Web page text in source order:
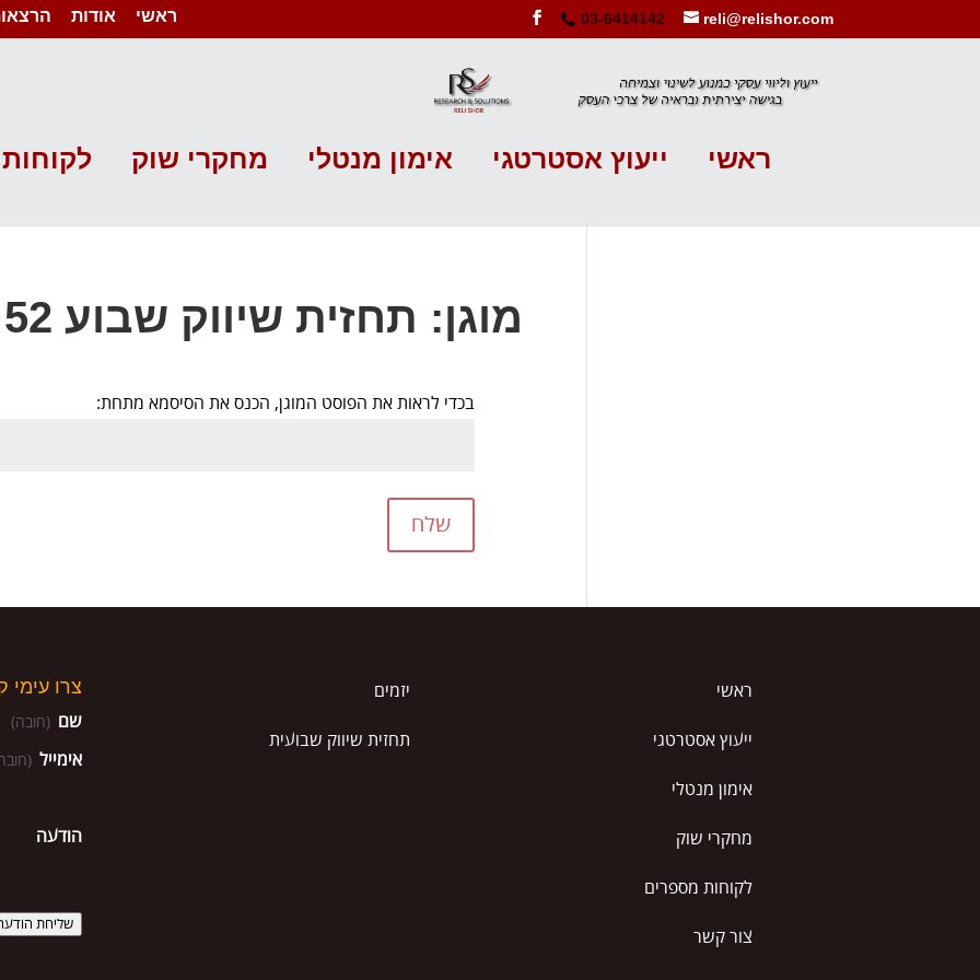
03-6414142 reli@relishor.com ראשי אודות
ראשי ייעוץ אסטרטגי אימון מנטלי מחקרי שוק
מוגן: תחזית שיווק שבוע 52 שנת 2018
בכדי לראות את הפוסט המוגן, הכנס את הסיסמא מתחת:
שלח
ראשי
ייעוץ אסטרטגי
אימון מנטלי
מחקרי שוק
לקוחות מספרים
צור קשר
יזמים
תחזית שיווק שבועית
צרו עימי
שם (חובה)
אימייל
הודעה
שליחת